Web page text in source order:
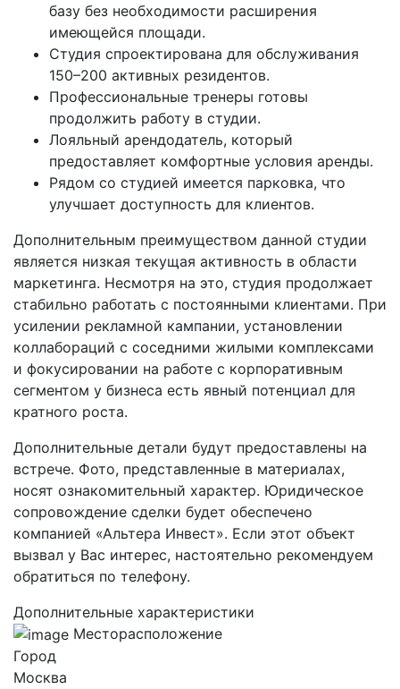
базу без необходимости расширения
имеющейся площади.
Студия спроектирована для обслуживания
150–200 активных резидентов.
Профессиональные тренеры готовы
продолжить работу в студии.
Лояльный арендодатель, который
предоставляет комфортные условия аренды.
Рядом со студией имеется парковка, что
улучшает доступность для клиентов.
Дополнительным преимуществом данной студии
является низкая текущая активность в области
маркетинга. Несмотря на это, студия продолжает
стабильно работать с постоянными клиентами. При
усилении рекламной кампании, установлении
коллабораций с соседними жилыми комплексами
и фокусировании на работе с корпоративным
сегментом у бизнеса есть явный потенциал для
кратного роста.
Дополнительные детали будут предоставлены на
встрече. Фото, представленные в материалах,
носят ознакомительный характер. Юридическое
сопровождение сделки будет обеспечено
компанией «Альтера Инвест». Если этот объект
вызвал у Вас интерес, настоятельно рекомендуем
обратиться по телефону.
Дополнительные характеристики
Месторасположение
Город
Москва